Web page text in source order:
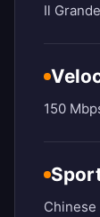
Il
150
Chinese